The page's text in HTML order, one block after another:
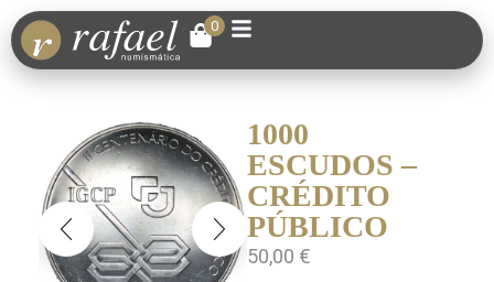
0
1000
ESCUDOS –
CRÉDITO
PÚBLICO
50,00 €